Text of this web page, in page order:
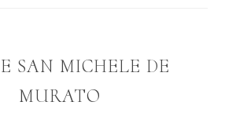
SAN MICHELE DE
MURATO